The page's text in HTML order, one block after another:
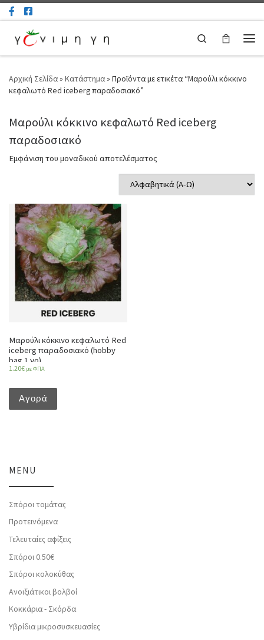
Μετάβαση στο περιεχόμενο
Search
Αρχική Σελίδα» Κατάστημα» Προϊόντα με ετικέτα “Μαρούλι κόκκινο
κεφαλωτό Red iceberg παραδοσιακό”
Μαρούλι κόκκινο κεφαλωτό Red iceberg
παραδοσιακό
Εμφάνιση του μοναδικού αποτελέσματος
Μαρούλι κόκκινο κεφαλωτό Red
iceberg παραδοσιακό (hobby
bag 1 γρ)
1.20€ με ΦΠΑ
Αγορά
MENU
Σπόροι τομάτας
Προτεινόμενα
Τελευταίες αφίξεις
Σπόροι 0.50€
Σπόροι κολοκύθας
Ανοιξιάτικοι βολβοί
Κοκκάρια - Σκόρδα
Υβρίδια μικροσυσκευασίες